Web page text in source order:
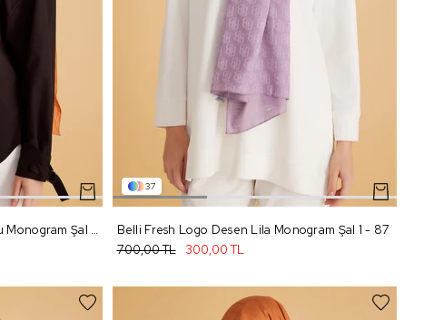
Belli Fresh Logo Desen Turuncu Monogram Şal 1 - 89
37
Belli Fresh Logo Desen Lila Monogram Şal 1 - 87
300,00 TL
700,00 TL